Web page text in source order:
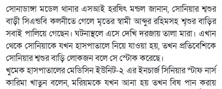
সোনাডাঙ্গা মডেল থানার এসআই হরষিৎ মন্ডল জানান, সোনিয়ার শ্বশুর
বাড়ী সিএন্ডবি কলনীতে গেলে মৃতের স্বামী আব্দুর রহিমসহ শ্ব্শুর বাড়ির
সবাই পালিয়ে গেছেন। ঘটনাস্থলে এসে দেখি দরজায় তালা মারা। এখান
থেকে সোনিয়াকে যখন হাসপাতালে নিয়ে যাওয়া হয়, তখন প্রতিবেশিকে
সোনিয়ার শ্বশুর বাড়ি লোকজন বলে সে স্টোক করেছে।
খুমেক হাসপাতালের মেডিসিন ইউনিট-২ এর ইনচার্জ সিনিয়ার স্টাফ নার্স
কারিমা খাতুন বলেন, মরিয়মকে যখন আনা হয় তখন বিষ পান করায়